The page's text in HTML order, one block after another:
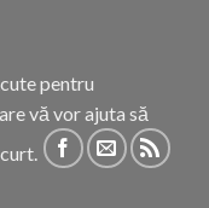
pentru
vă vor ajuta să